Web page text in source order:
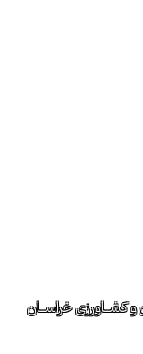
و کشــاورزی خراســان